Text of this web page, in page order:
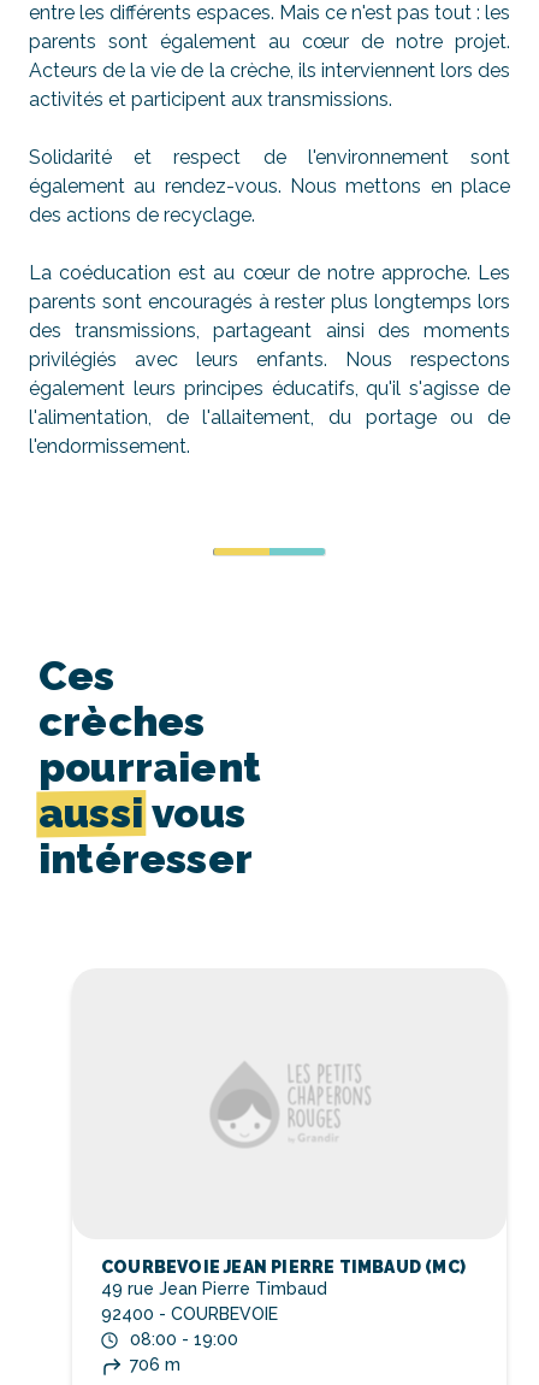
entre les différents espaces. Mais ce n'est pas tout : les
parents sont également au cœur de notre projet.
Acteurs de la vie de la crèche, ils interviennent lors des
activités et participent aux transmissions.
Solidarité et respect de l'environnement sont
également au rendez-vous. Nous mettons en place
des actions de recyclage.
La coéducation est au cœur de notre approche. Les
parents sont encouragés à rester plus longtemps lors
des transmissions, partageant ainsi des moments
privilégiés avec leurs enfants. Nous respectons
également leurs principes éducatifs, qu'il s'agisse de
l'alimentation, de l'allaitement, du portage ou de
l'endormissement.
Ces
crèches
pourraient
aussi vous
intéresser
COURBEVOIE JEAN PIERRE TIMBAUD (MC)
49 rue Jean Pierre Timbaud
92400 - COURBEVOIE
08:00 - 19:00
706 m